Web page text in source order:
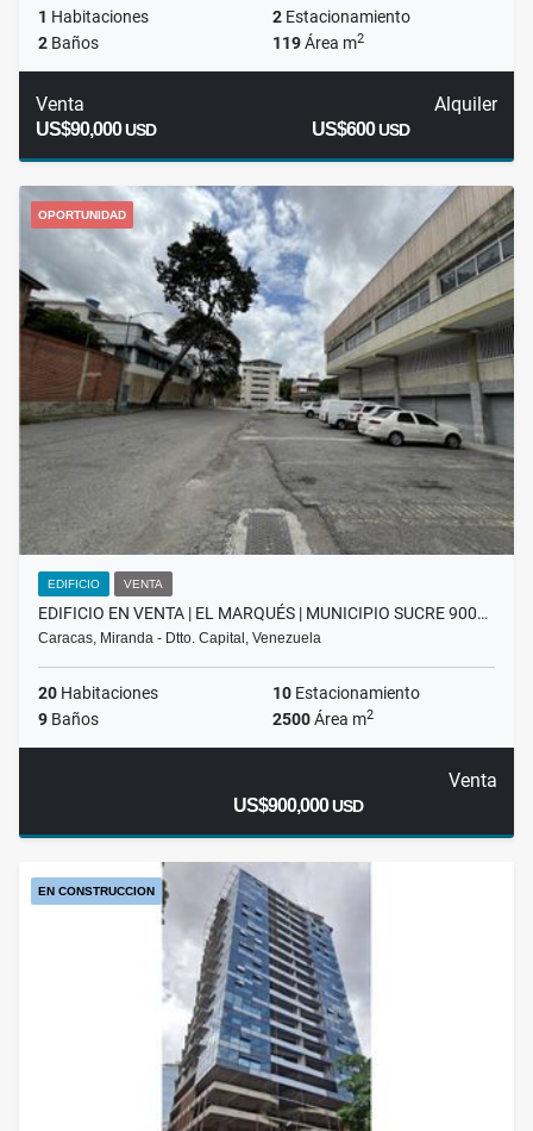
1 Habitaciones 2 Estacionamiento
2 Baños 119Área m2
Venta
US$90,000USD
Alquiler
US$600USD
OPORTUNIDAD
EDIFICIO VENTA
EDIFICIO EN VENTA | EL MARQUÉS | MUNICIPIO SUCRE 900…
Caracas, Miranda - Dtto. Capital, Venezuela
20 Habitaciones 10 Estacionamiento
9 Baños 2500Área m2
Venta
US$900,000USD
EN CONSTRUCCION